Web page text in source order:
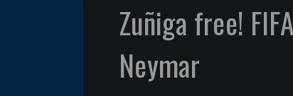
Zuñiga free!
Neymar